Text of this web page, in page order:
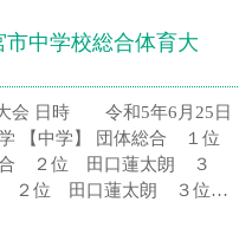
中学校総合体育大
会 日時 令和5年6月25日
【中学】 団体総合 １位
合 ２位 田口蓮太朗 ３
位 田口蓮太朗 ３位…